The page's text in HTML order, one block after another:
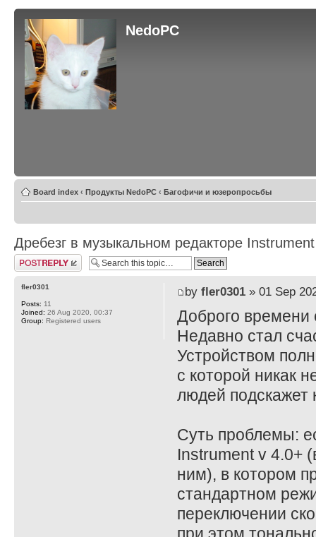
NedoPC
Board index ‹ Продукты NedoPC ‹ Багофичи и юзеропросьбы
Дребезг в музыкальном редакторе
Post a reply
by fler0301» 01 Sep
Доброго времени
Недавно стал
Устройством
с которой никак
людей подскажет
Суть проблемы:
Instrument v 4.0+
ним), в котором
стандартном
переключении
fler0301
Posts: 11
Joined: 26 Aug 2020, 00:37
Group: Registered users